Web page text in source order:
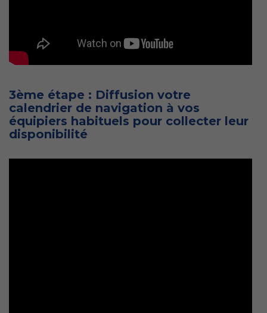
3ème étape : Diffusion votre
calendrier de navigation à vos
équipiers habituels pour collecter leur
disponibilité